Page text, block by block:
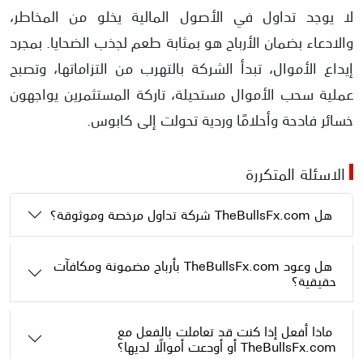
لا يوجد تداول في الأصول المالية يخلو من المخاطر،
والادعاء بضمان الأرباح هو بمثابة طعم لجذب الضحايا. بمجرد
إيداع الأموال، تبدأ الشركة بالتهرب من التزاماتها، وتصبح
عملية سحب الأموال مستحيلة، تاركة المستثمرين يواجهون
خسائر فادحة وأحلامًا وردية تحولت إلى كابوس.
الاسئلة المتكررة
هل TheBullsFx.com شركة تداول مرخصة وموثوقة؟
هل وعود TheBullsFx.com بأرباح مضمونة ومكافآت
حقيقية؟
ماذا أفعل إذا كنت قد تعاملت بالفعل مع
TheBullsFx.com أو أودعت أموالًا لديها؟